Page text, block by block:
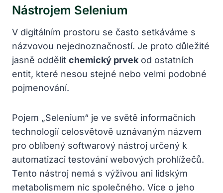
Nástrojem Selenium
V digitálním prostoru se často setkáváme s
názvovou nejednoznačností. Je proto důležité
jasně oddělit chemický prvek od ostatních
entit, které nesou stejné nebo velmi podobné
pojmenování.
Pojem „Selenium“ je ve světě informačních
technologií celosvětově uznávaným názvem
pro oblíbený softwarový nástroj určený k
automatizaci testování webových prohlížečů.
Tento nástroj nemá s výživou ani lidským
metabolismem nic společného. Více o jeho